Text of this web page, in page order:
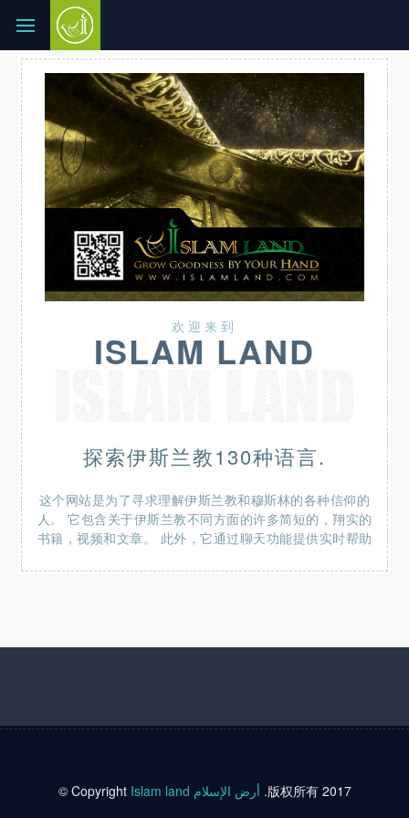
欢迎来到
ISLAM LAND
探索伊斯兰教130种语言.
这个网站是为了寻求理解伊斯兰教和穆斯林的各种信仰的
人。 它包含关于伊斯兰教不同方面的许多简短的，翔实的
书籍，视频和文章。 此外，它通过聊天功能提供实时帮助
© Copyright Islam land أرض الإسلام .版权所有 2017